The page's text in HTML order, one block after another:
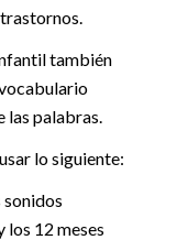
también
las palabras.
lo siguiente:
los 12 meses